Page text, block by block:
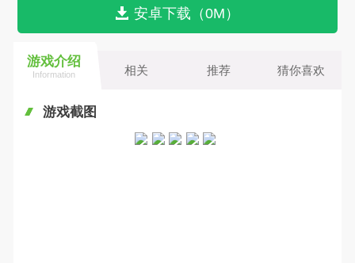
安卓下载（0M）
游戏介绍
Information 相关 推荐 猜你喜欢
游戏截图